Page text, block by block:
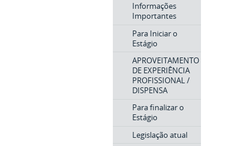
Informações
Importantes
Para Iniciar o
Estágio
APROVEITAMENTO
DE EXPERIÊNCIA
PROFISSIONAL /
DISPENSA
Para finalizar o
Estágio
Legislação atual